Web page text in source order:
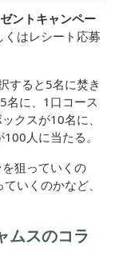
ントキャンペー
くはレシート応募
すると5名に焚き
名に、1口コース
クスが10名に、
人に当たる。
狙っていくの
いくのかなど、
ムスのコラ